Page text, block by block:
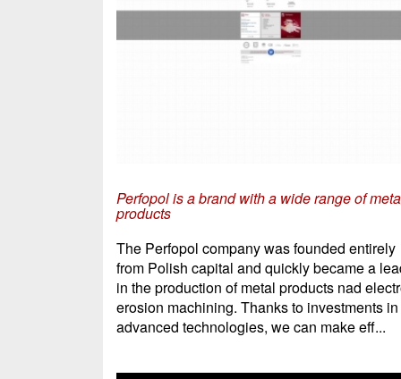
Perfopol is a brand with a wide range of
products
The Perfopol company was founded entirely
from Polish capital and quickly became a
in the production of metal products nad
erosion machining. Thanks to investments in
advanced technologies, we can make eff...